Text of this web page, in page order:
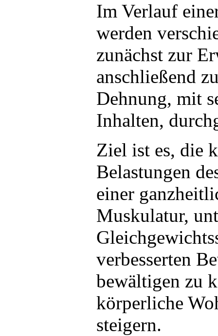
Im Verlauf
werden
zunächst zur
anschließend
Dehnung, mit
Inhalten,
Ziel ist es, die
Belastungen
einer
Muskulatur,
verbesserten
bewältigen zu
körperliche
steigern.